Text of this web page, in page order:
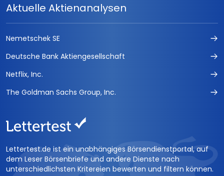
Aktuelle Aktienanalysen
Nemetschek SE
Deutsche Bank Aktiengesellschaft
Netflix, Inc.
The Goldman Sachs Group, Inc.
Lettertest.de ist ein unabhängiges Börsendienstportal, auf
dem Leser Börsenbriefe und andere Dienste nach
unterschiedlichsten Kritereien bewerten und filtern können.